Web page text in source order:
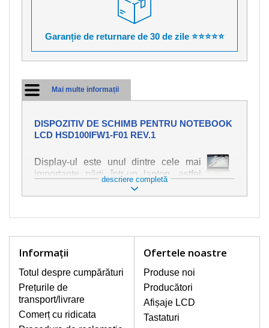
Garanție de returnare de 30 de zile ⭐⭐⭐⭐⭐
Mai multe informații
DISPOZITIV DE SCHIMB PENTRU NOTEBOOK
LCD HSD100IFW1-F01 REV.1
Display-ul este unul dintre cele mai
importante părți într-un laptop, astfel
încât ne străduim să oferim piese de
schimb de cea mai bună calitate.
ul cu cea mai mare atenție. Cele mai
natură mecanică, cum ar fi afișajul rupt
sau crăpat. În plus, dungile verticale,
afișajul neiluminat, luminozitatea
intermitentă sau neuniformă
descriere completă
Informaţii
Totul despre cumpărături
Prețurile de
transport/livrare
Comerț cu ridicata
Ofertele noastre
Produse noi
Producători
Afișaje LCD
Tastaturi